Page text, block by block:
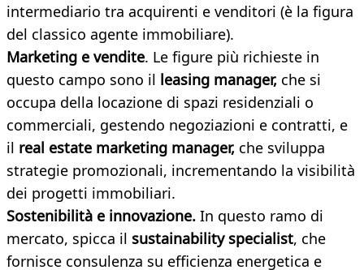
intermediario tra acquirenti e venditori (è la figura
del classico agente immobiliare).
Marketing e vendite. Le figure più richieste in
questo campo sono il leasing manager, che si
occupa della locazione di spazi residenziali o
commerciali, gestendo negoziazioni e contratti, e
il real estate marketing manager, che sviluppa
strategie promozionali, incrementando la visibilità
dei progetti immobiliari.
Sostenibilità e innovazione. In questo ramo di
mercato, spicca il sustainability specialist, che
fornisce consulenza su efficienza energetica e